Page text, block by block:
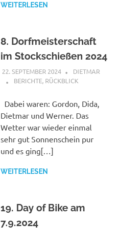
WEITERLESEN
8. Dorfmeisterschaft
im Stockschießen 2024
22. SEPTEMBER 2024
DIETMAR
BERICHTE, RÜCKBLICK
Dabei waren: Gordon, Dida,
Dietmar und Werner. Das
Wetter war wieder einmal
sehr gut Sonnenschein pur
und es ging[…]
WEITERLESEN
19. Day of Bike am
7.9.2024